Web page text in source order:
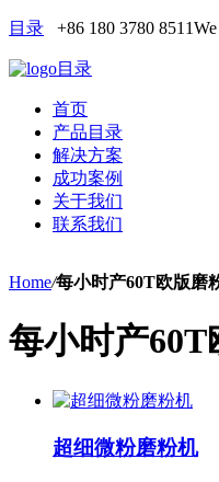
目录 +86 180 3780 8511
目录
首页
产品目录
解决方案
成功案例
关于我们
联系我们
Home/每小时产60T欧版磨
每小时产
超细微粉磨粉机